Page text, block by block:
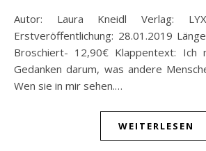
Autor: Laura Kneidl Verlag: LYX Verlag Datum
Erstveröffentlichung: 28.01.2019
Broschiert- 12,90€ Klappentext: Ich
Gedanken darum, was andere
Wen sie in mir sehen.…
WEITERLESEN